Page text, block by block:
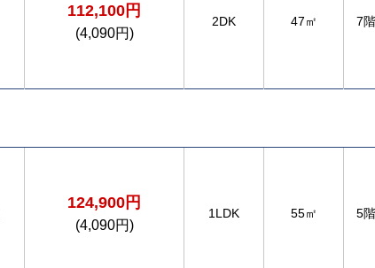
112,100円
(4,090円)
2DK 47㎡ 7
124,900円
(4,090円)
1LDK 55㎡ 5